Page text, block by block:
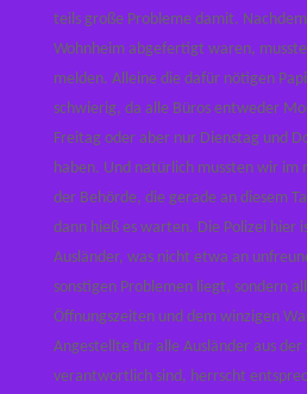
teils große Probleme damit.
Wohnheim abgefertigt waren,
melden. Alleine die dafür nötigen
schwierig, da alle Büros entweder
Freitag oder aber nur Dienstag und
haben. Und natürlich mussten wir im
der Behörde, die gerade an diesem
dann hieß es warten. Die Polizei hier
Ausländer, was nicht etwa an
sonstigen Problemen liegt, sondern
Öffnungszeiten und dem winzigen
Angestellte für alle Ausländer aus der
verantwortlich sind, herrscht